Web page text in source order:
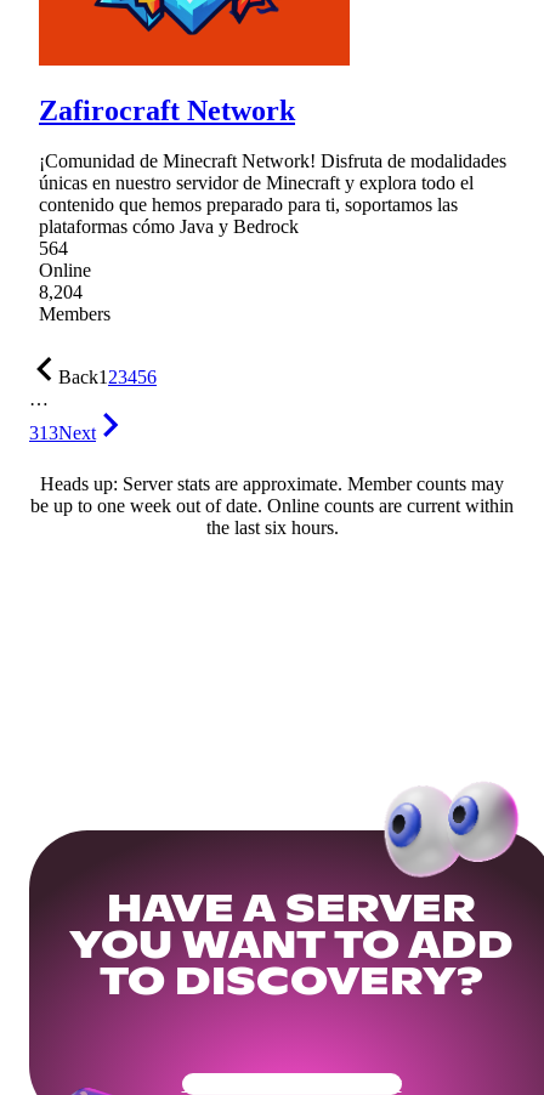
Zafirocraft Network
¡Comunidad de Minecraft Network! Disfruta de modalidades
únicas en nuestro servidor de Minecraft y explora todo el
contenido que hemos preparado para ti, soportamos las
plataformas cómo Java y Bedrock
564
Online
8,204
Members
Back123456
…
313Next
Heads up: Server stats are approximate. Member counts may
be up to one week out of date. Online counts are current within
the last six hours.
HAVE A SERVER
YOU WANT TO ADD
TO DISCOVERY?
Get Your Community Ready